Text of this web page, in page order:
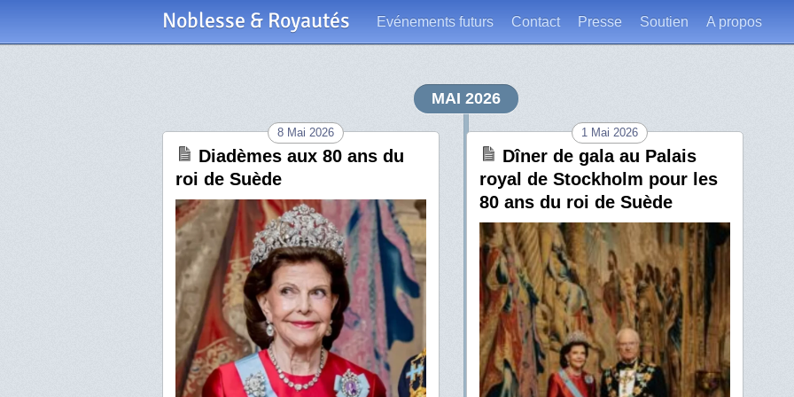
Noblesse & Royautés Evénements futurs Contact Presse Soutien A propos
MAI 2026
8 Mai 2026
Diadèmes aux 80 ans du
roi de Suède
1 Mai 2026
Dîner de gala au Palais
royal de Stockholm pour les
80 ans du roi de Suède